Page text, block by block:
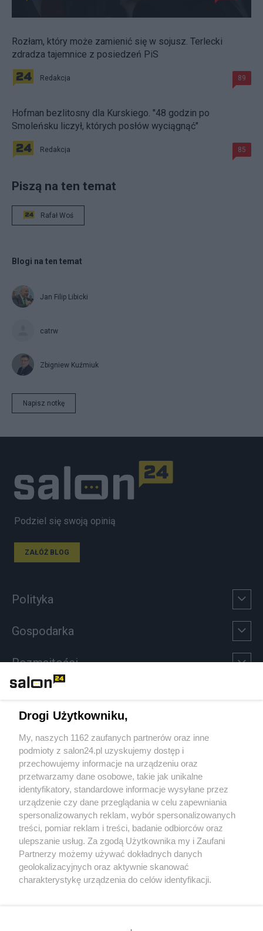
Rozłam, który może zamienić się w sojusz. Terlecki
zdradza tajemnice z posiedzeń PiS
Redakcja 89
Hofman bezlitosny dla Kurskiego. "48 godzin po
Smoleńsku liczył, których posłów wyciągnąć"
Redakcja 85
Piszą na ten temat
Rafał Woś
Blogi na ten temat
Jan Filip Libicki
catrw
Zbigniew Kuźmiuk
Napisz notkę
Podziel się swoją opinią
ZAŁÓŻ BLOG
Polityka
Gospodarka
Rozmaitości
Sport
Społeczeństwo
Kultura
X Facebook Instagram Youtube
Drogi Użytkowniku,
My, naszych 1162 zaufanych partnerów oraz inne
podmioty z salon24.pl uzyskujemy dostęp i
przechowujemy informacje na urządzeniu oraz
przetwarzamy dane osobowe, takie jak unikalne
identyfikatory, standardowe informacje wysyłane przez
urządzenie czy dane przeglądania w celu zapewniania
spersonalizowanych reklam, wybór spersonalizowanych
treści, pomiar reklam i treści, badanie odbiorców oraz
ulepszanie usług. Za zgodą Użytkownika my i Zaufani
Partnerzy możemy używać dokładnych danych
geolokalizacyjnych oraz aktywnie skanować
charakterystykę urządzenia do celów identyfikacji.